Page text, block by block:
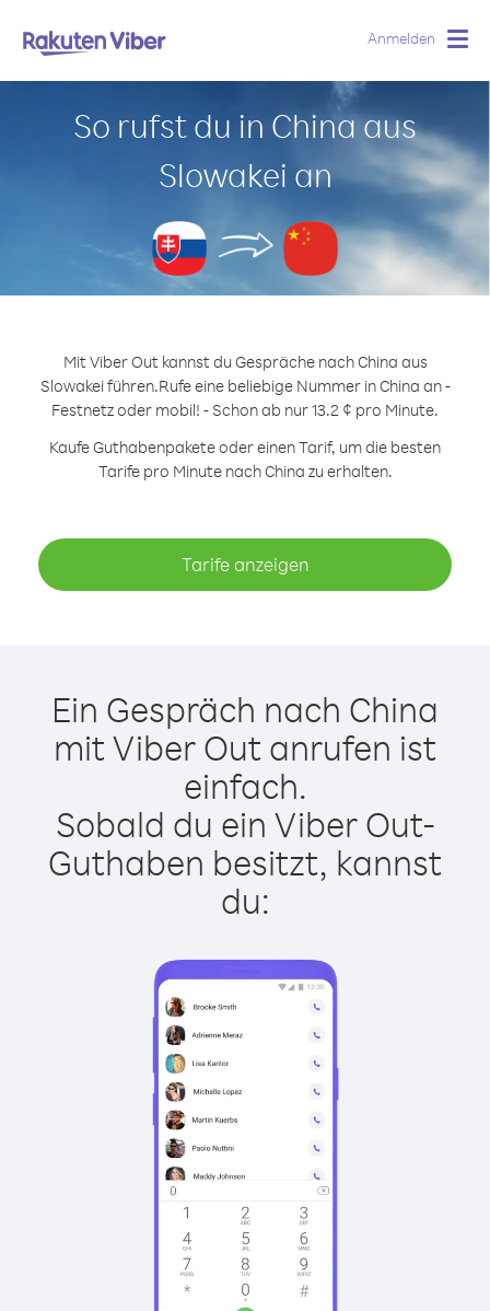
Anmelden
So rufst du in China aus
Slowakei an
Mit Viber Out kannst du Gespräche nach China aus
Slowakei führen.Rufe eine beliebige Nummer in China an -
Festnetz oder mobil! - Schon ab nur 13.2 ¢ pro Minute.
Kaufe Guthabenpakete oder einen Tarif, um die besten
Tarife pro Minute nach China zu erhalten.
Tarife anzeigen
Ein Gespräch nach China
mit Viber Out anrufen ist
einfach.
Sobald du ein Viber Out-
Guthaben besitzt, kannst
du: